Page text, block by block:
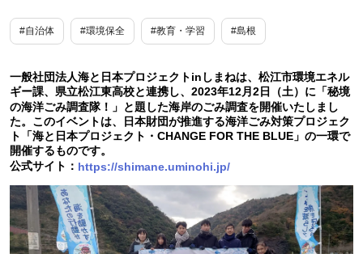
#自治体 #環境保全 #教育・学習 #島根
一般社団法人海と日本プロジェクトinしまねは、松江市環境エネル
ギー課、県立松江東高校と連携し、2023年12月2日（土）に「秘境
の海洋ごみ調査隊！」と題した海岸のごみ調査を開催いたしまし
た。このイベントは、日本財団が推進する海洋ごみ対策プロジェク
ト「海と日本プロジェクト・CHANGE FOR THE BLUE」の一環で
開催するものです。
公式サイト： https://shimane.uminohi.jp/